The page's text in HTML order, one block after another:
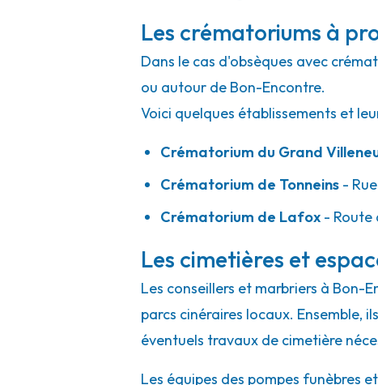
Les crématoriums à
Dans le cas d'obsèques avec
ou autour de Bon-Encontre.
Voici quelques établissements et
Crématorium du Grand
Crématorium de Tonneins -
Crématorium de Lafox - Route
Les cimetières et
Les conseillers et marbriers à Bon-
parcs cinéraires locaux. Ensemble,
éventuels travaux de cimetière
Les équipes des pompes funèbres